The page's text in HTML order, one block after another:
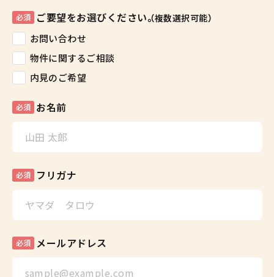
必須 ご要望をお選びください。（複数選択可能）
お問い合わせ
物件に関するご相談
内見のご希望
必須 お名前
必須 フリガナ
必須 メールアドレス